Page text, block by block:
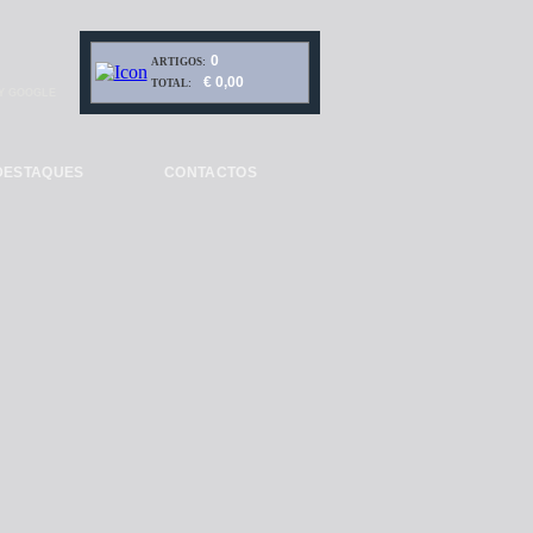
ARTIGOS: 0
TOTAL: € 0,00
CONTACTOS